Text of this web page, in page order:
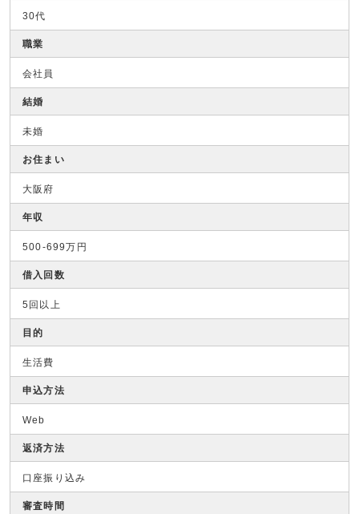
30代
職業
会社員
結婚
未婚
お住まい
大阪府
年収
500-699万円
借入回数
5回以上
目的
生活費
申込方法
Web
返済方法
口座振り込み
審査時間